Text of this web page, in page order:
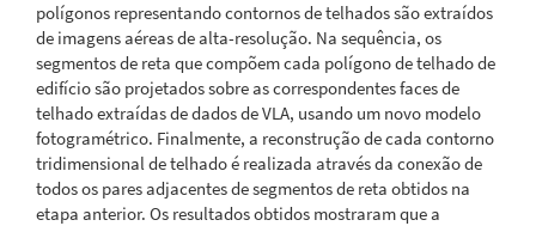
polígonos representando contornos de telhados são extraídos
de imagens aéreas de alta-resolução. Na sequência, os
segmentos de reta que compõem cada polígono de telhado de
edifício são projetados sobre as correspondentes faces de
telhado extraídas de dados de VLA, usando um novo modelo
fotogramétrico. Finalmente, a reconstrução de cada contorno
tridimensional de telhado é realizada através da conexão de
todos os pares adjacentes de segmentos de reta obtidos na
etapa anterior. Os resultados obtidos mostraram que a